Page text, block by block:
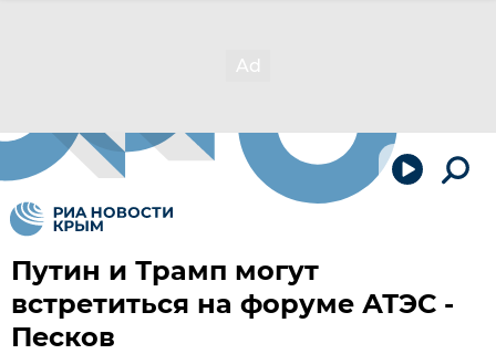
Путин и Трамп могут
встретиться на форуме АТЭС -
Песков